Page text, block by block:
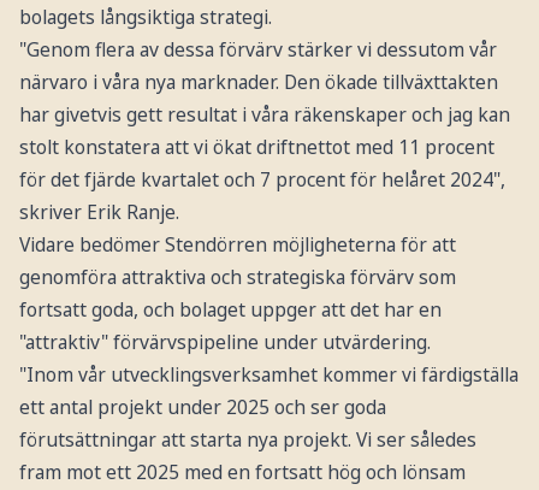
bolagets långsiktiga strategi.
"Genom flera av dessa förvärv stärker vi dessutom vår
närvaro i våra nya marknader. Den ökade tillväxttakten
har givetvis gett resultat i våra räkenskaper och jag kan
stolt konstatera att vi ökat driftnettot med 11 procent
för det fjärde kvartalet och 7 procent för helåret 2024",
skriver Erik Ranje.
Vidare bedömer Stendörren möjligheterna för att
genomföra attraktiva och strategiska förvärv som
fortsatt goda, och bolaget uppger att det har en
"attraktiv" förvärvspipeline under utvärdering.
"Inom vår utvecklingsverksamhet kommer vi färdigställa
ett antal projekt under 2025 och ser goda
förutsättningar att starta nya projekt. Vi ser således
fram mot ett 2025 med en fortsatt hög och lönsam